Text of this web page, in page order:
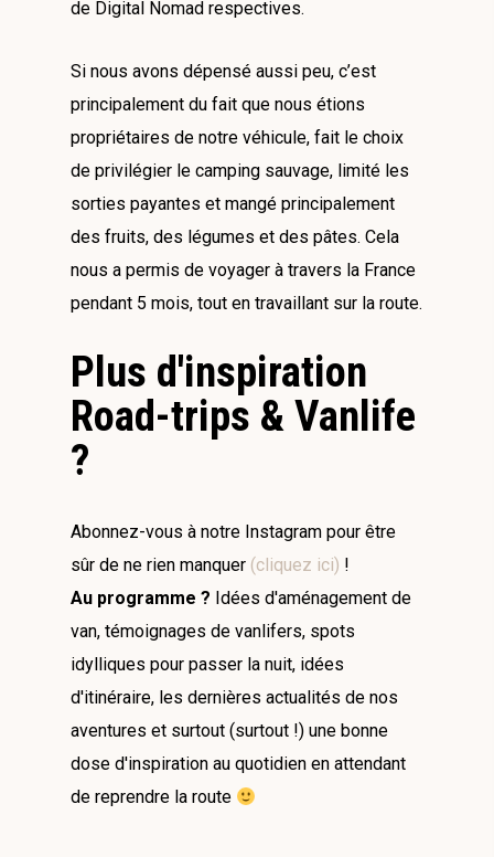
de Digital Nomad respectives.
Si nous avons dépensé aussi peu, c’est
principalement du fait que nous étions
propriétaires de notre véhicule, fait le choix
de privilégier le camping sauvage, limité les
sorties payantes et mangé principalement
des fruits, des légumes et des pâtes. Cela
nous a permis de voyager à travers la France
pendant 5 mois, tout en travaillant sur la route.
Plus d'inspiration
Road-trips & Vanlife
?
Abonnez-vous à notre Instagram pour être
sûr de ne rien manquer (cliquez ici) !
Au programme ? Idées d'aménagement de
van, témoignages de vanlifers, spots
idylliques pour passer la nuit, idées
d'itinéraire, les dernières actualités de nos
aventures et surtout (surtout !) une bonne
dose d'inspiration au quotidien en attendant
de reprendre la route